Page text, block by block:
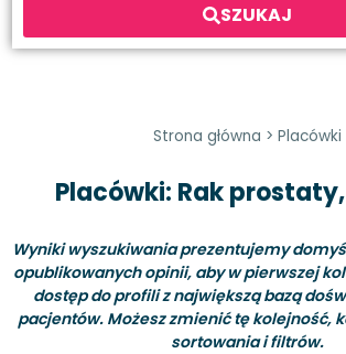
SZUKAJ
Strona główna > Placówki
Placówki: Rak
Wyniki wyszukiwania prezentujemy
opublikowanych opinii, aby w pierwszej
dostęp do profili z największą bazą
pacjentów. Możesz zmienić tę kolejność,
sortowania i filtrów.